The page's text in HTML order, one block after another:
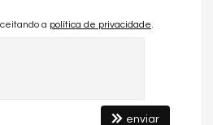
a política de privacidade
enviar